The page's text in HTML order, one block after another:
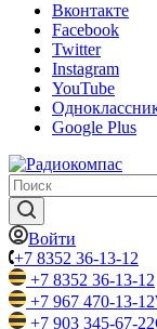
Вконтакте
Facebook
Twitter
Instagram
YouTube
Google Plus
Войти
+7 8352 36-13-12
+7 8352 36-13-12
+7 967 470-13-12
+7 903 345-67-22